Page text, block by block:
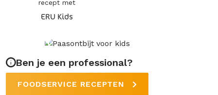
recept met
ERU Kids
Ben je een professional?
FOODSERVICE RECEPTEN